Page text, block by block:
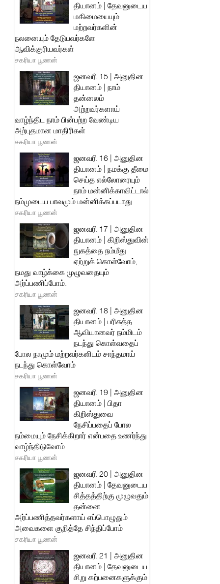
தியானம் | தேவனுடைய
மகிமையையும்
மற்றவர்களின்
நலனையும் தேடுபவர்களே
ஆவிக்குரியவர்கள்
சகரியா பூணன்
ஜனவரி 15 | அனுதின
தியானம் | நாம்
தன்னலம்
அற்றவர்களாய்
வாழ்ந்திட நாம் பின்பற்ற வேண்டிய
அற்புதமான மாதிரிகள்
சகரியா பூணன்
ஜனவரி 16 | அனுதின
தியானம் | நமக்கு தீமை
செய்த எல்லோரையும்
நாம் மன்னிக்காவிட்டால்
நம்முடைய பாவமும் மன்னிக்கப்படாது
சகரியா பூணன்
ஜனவரி 17 | அனுதின
தியானம் | கிறிஸ்துவின்
நுகத்தை நம்மீது
ஏற்றுக் கொள்வோம்,
நமது வாழ்க்கை முழுவதையும்
அர்ப்பணிப்போம்.
சகரியா பூணன்
ஜனவரி 18 | அனுதின
தியானம் | பரிசுத்த
ஆவியானவர் நம்மிடம்
நடந்து கொள்வதைப்
போல நாமும் மற்றவர்களிடம் சாந்தமாய்
நடந்து கொள்வோம்
சகரியா பூணன்
ஜனவரி 19 | அனுதின
தியானம் | பிதா
கிறிஸ்துவை
நேசிப்பதைப் போல
நம்மையும் நேசிக்கிறார் என்பதை உணர்ந்து
வாழ்ந்திடுவோம்
சகரியா பூணன்
ஜனவரி 20 | அனுதின
தியானம் | தேவனுடைய
சித்தத்திற்கு முழுவதும்
தன்னை
அர்ப்பணித்தவர்களாய் எப்பொழுதும்
அவைகளை குறித்தே சிந்திப்போம்
சகரியா பூணன்
ஜனவரி 21 | அனுதின
தியானம் | தேவனுடைய
சிறு கற்பனைகளுக்கும்